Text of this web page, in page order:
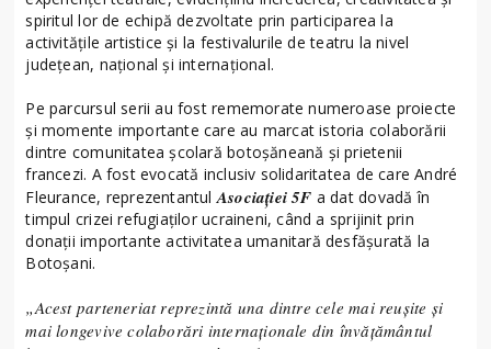
spiritul lor de echipă dezvoltate prin participarea la
activitățile artistice și la festivalurile de teatru la nivel
județean, național și internațional.
Pe parcursul serii au fost rememorate numeroase proiecte
și momente importante care au marcat istoria colaborării
dintre comunitatea școlară botoșăneană și prietenii
francezi. A fost evocată inclusiv solidaritatea de care André
Fleurance, reprezentantulAsociației 5F a dat dovadă în
timpul crizei refugiaților ucraineni, când a sprijinit prin
donații importante activitatea umanitară desfășurată la
Botoșani.
„Acest parteneriat reprezintă una dintre cele mai reușite și
mai longevive colaborări internaționale din învățământul